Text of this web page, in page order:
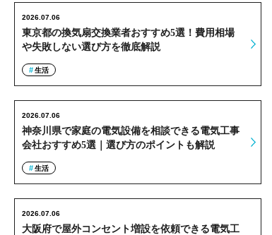
東京都の換気扇交換業者おすすめ5選！費用相場
や失敗しない選び方を徹底解説
2026.07.06
生活
神奈川県で家庭の電気設備を相談できる電気工事
会社おすすめ5選｜選び方のポイントも解説
2026.07.06
生活
大阪府で屋外コンセント増設を依頼できる電気工
2026.07.06